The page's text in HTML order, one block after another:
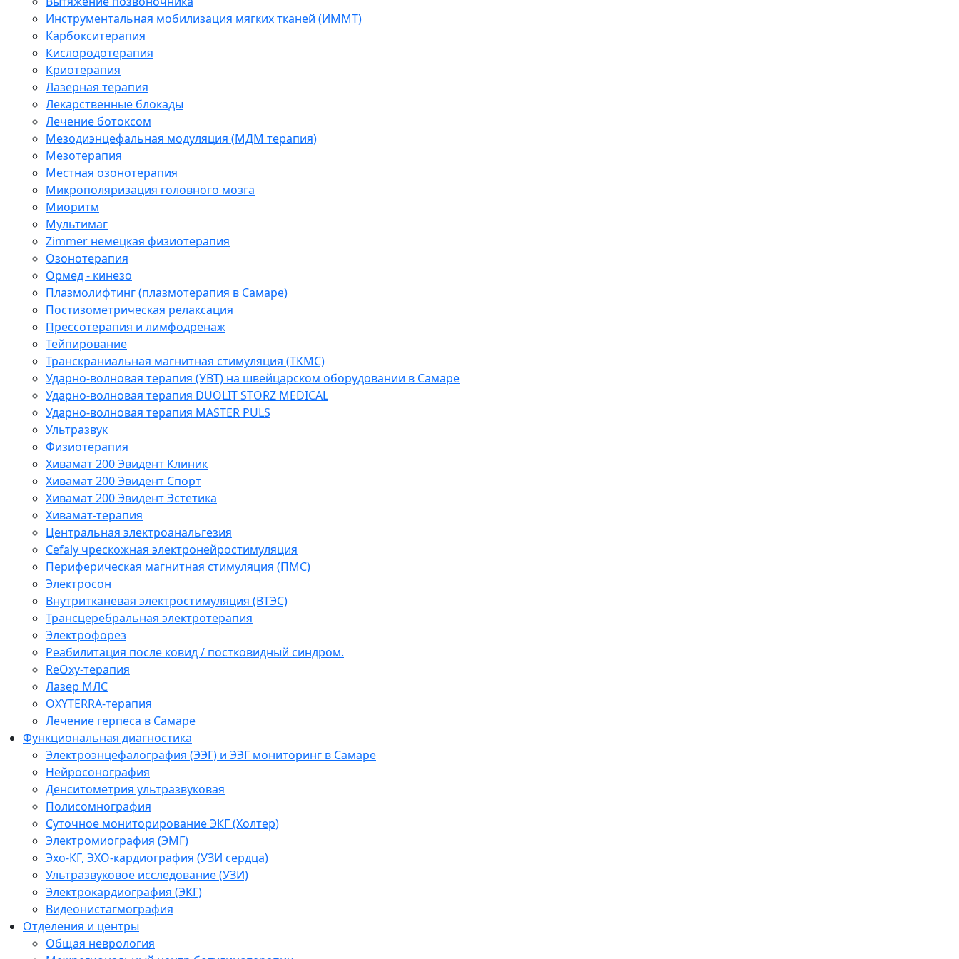
Инструментальная мобилизация мягких тканей (ИММТ)
Карбокситерапия
Кислородотерапия
Криотерапия
Лазерная терапия
Лекарственные блокады
Лечение ботоксом
Мезодиэнцефальная модуляция (МДМ терапия)
Мезотерапия
Местная озонотерапия
Микрополяризация головного мозга
Миоритм
Мультимаг
Zimmer немецкая физиотерапия
Озонотерапия
Ормед - кинезо
Плазмолифтинг (плазмотерапия в Самаре)
Постизометрическая релаксация
Прессотерапия и лимфодренаж
Тейпирование
Транскраниальная магнитная стимуляция (ТКМС)
Ударно-волновая терапия (УВТ) на швейцарском оборудовании в Самаре
Ударно-волновая терапия DUOLIT STORZ MEDICAL
Ударно-волновая терапия MASTER PULS
Ультразвук
Физиотерапия
Хивамат 200 Эвидент Клиник
Хивамат 200 Эвидент Спорт
Хивамат 200 Эвидент Эстетика
Хивамат-терапия
Центральная электроанальгезия
Cefaly чреcкожная электронейростимуляция
Периферическая магнитная стимуляция (ПМС)
Электросон
Внутритканевая электростимуляция (ВТЭС)
Трансцеребральная электротерапия
Электрофорез
Реабилитация после ковид / постковидный синдром.
ReOxy-терапия
Лазер МЛС
OXYTERRA-терапия
Лечение герпеса в Самаре
Функциональная диагностика
Электроэнцефалография (ЭЭГ) и ЭЭГ мониторинг в Самаре
Нейросонография
Денситометрия ультразвуковая
Полисомнография
Суточное мониторирование ЭКГ (Холтер)
Электромиография (ЭМГ)
Эхо-КГ, ЭХО-кардиография (УЗИ сердца)
Ультразвуковое исследование (УЗИ)
Электрокардиография (ЭКГ)
Видеонистагмография
Отделения и центры
Общая неврология